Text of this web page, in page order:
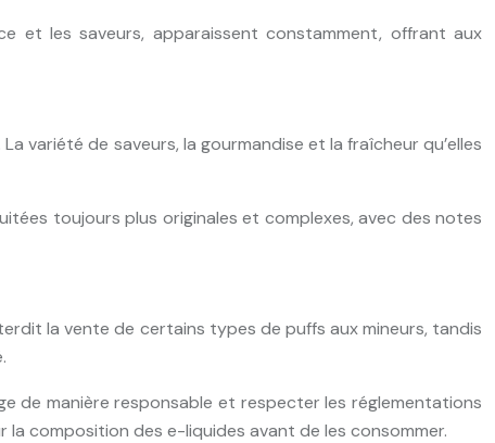
et les saveurs, apparaissent constamment, offrant aux
variété de saveurs, la gourmandise et la fraîcheur qu’elles
toujours plus originales et complexes, avec des notes
la vente de certains types de puffs aux mineurs, tandis
de manière responsable et respecter les réglementations
composition des e-liquides avant de les consommer.